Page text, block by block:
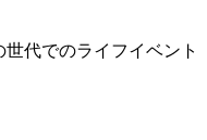
代でのライフイベント